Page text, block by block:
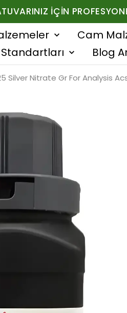
İÇIN
Cam
Blog
Silver Nitrate Gr For Analysis